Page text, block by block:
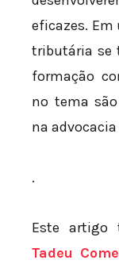
eficazes.
tributária se
formação
no tema
na
.
Este artigo
Tadeu